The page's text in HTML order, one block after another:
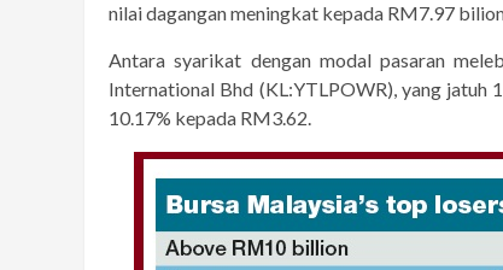
nilai dagangan meningkat kepada RM7.97
Antara syarikat dengan modal pasaran
International Bhd (KL:YTLPOWR), yang jatuh
10.17% kepada RM3.62.